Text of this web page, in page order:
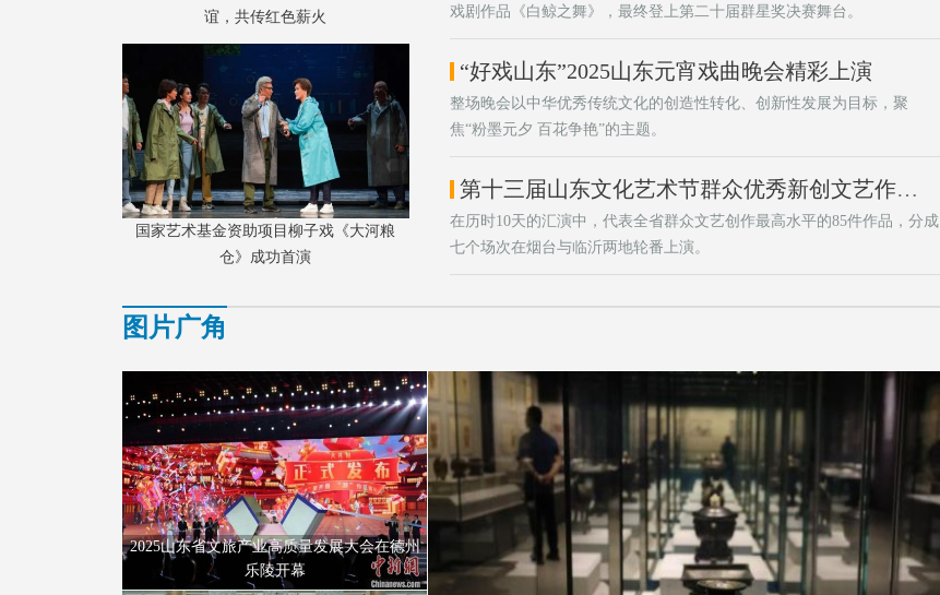
谊，共传红色薪火
国家艺术基金资助项目柳子戏《大河粮
仓》成功首演
戏剧作品《白鲸之舞》，最终登上第二十届群星奖决赛舞台。
“好戏山东”2025山东元宵戏曲晚会精彩上演
整场晚会以中华优秀传统文化的创造性转化、创新性发展为目标，聚
焦“粉墨元夕 百花争艳”的主题。
第十三届山东文化艺术节群众优秀新创文艺作品汇演圆满落幕
在历时10天的汇演中，代表全省群众文艺创作最高水平的85件作品，分成
七个场次在烟台与临沂两地轮番上演。
图片广角
2025山东省文旅产业高质量发展大会在德州
乐陵开幕
2025山东省文旅产业高质量发展大会在德州
乐陵开幕。
“儒家文化特展”亮相孔子博物馆 140余件文物诠释“大道之行”。